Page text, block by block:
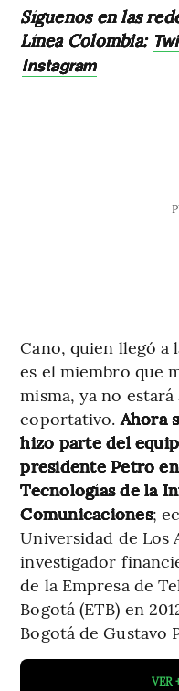
Síguenos en las
Línea Colombia:
Instagram
Cano, quien llegó a
es el miembro que
misma, ya no
coportativo.Ahora
hizo parte del
presidente Petro
Tecnologías de la
Comunicaciones;
Universidad de Los
investigador
de la Empresa de
Bogotá (ETB) en
Bogotá de Gustavo
VER